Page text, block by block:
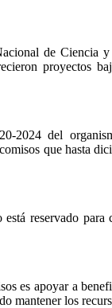
de Ciencia
proyectos
2024 del
que hasta
reservado
es apoyar a
mantener los